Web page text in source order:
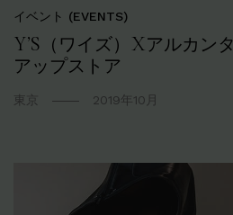
イベント (EVENTS)
Y’S（ワイズ）Xアルカン
アップストア
東京 2019年10月